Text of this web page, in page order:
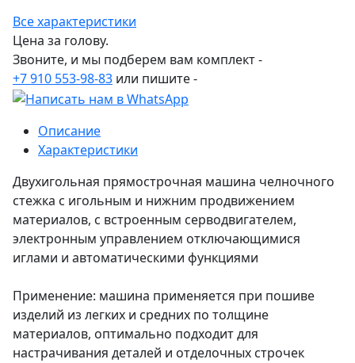
Все характеристики
Цена за голову.
Звоните, и мы подберем вам комплект -
+7 910 553-98-83 или пишите -
Описание
Характеристики
Двухигольная прямострочная машина челночного
стежка с игольным и нижним продвижением
материалов, с встроенным серводвигателем,
электронным управлением отключающимися
иглами и автоматическими функциями
Применение: машина применяется при пошиве
изделий из легких и средних по толщине
материалов, оптимально подходит для
настрачивания деталей и отделочных строчек